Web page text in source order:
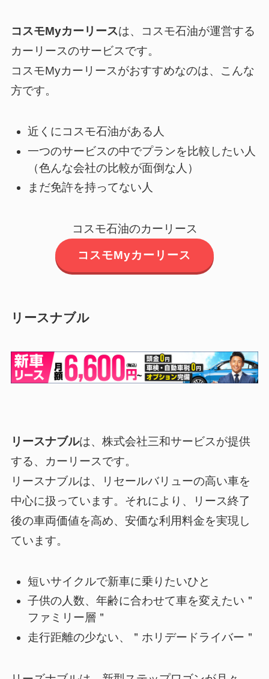
コスモMyカーリースは、コスモ石油が運営する
カーリースのサービスです。
コスモMyカーリースがおすすめなのは、こんな
方です。
近くにコスモ石油がある人
一つのサービスの中でプランを比較したい人
（色んな会社の比較が面倒な人）
まだ免許を持ってない人
コスモ石油のカーリース
コスモMyカーリース
リースナブル
リースナブルは、株式会社三和サービスが提供
する、カーリースです。
リースナブルは、リセールバリューの高い車を
中心に扱っています。それにより、
リース終了
後の車両価値を高め、安価な利用料金を実現し
ています。
短いサイクルで新車に乗りたいひと
子供の人数、年齢に合わせて車を変えたい＂
ファミリー層＂
走行距離の少ない、＂ホリデードライバー＂